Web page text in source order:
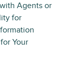
Agents or
for
Your